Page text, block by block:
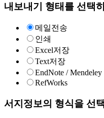
내보내기 형태를 선택
메일전송
인쇄
Excel저장
Text저장
EndNote / Mendeley
RefWorks
서지정보의 형식을 선